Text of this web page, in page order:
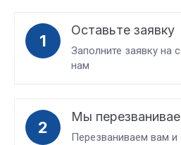
1
Оставьте заявку
Заполните заявку на
нам
2
Мы
Перезваниваем вам и